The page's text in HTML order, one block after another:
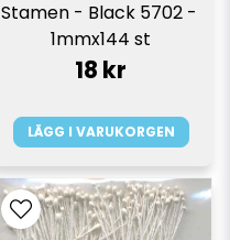
Stamen - Black 5702 -
1mmx144 st
18 kr
LÄGG I VARUKORGEN